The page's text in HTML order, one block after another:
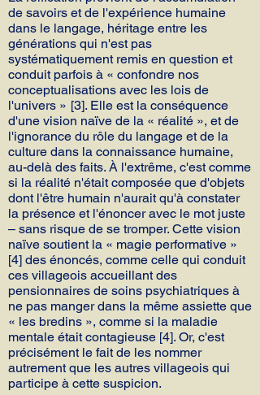
de savoirs et de l'expérience humaine
dans le langage, héritage entre les
générations qui n'est pas
systématiquement remis en question et
conduit parfois à « confondre nos
conceptualisations avec les lois de
l'univers » [3]. Elle est la conséquence
d'une vision naïve de la « réalité », et de
l'ignorance du rôle du langage et de la
culture dans la connaissance humaine,
au-delà des faits. À l'extrême, c'est comme
si la réalité n'était composée que d'objets
dont l'être humain n'aurait qu'à constater
la présence et l'énoncer avec le mot juste
– sans risque de se tromper. Cette vision
naïve soutient la « magie performative »
[4] des énoncés, comme celle qui conduit
ces villageois accueillant des
pensionnaires de soins psychiatriques à
ne pas manger dans la même assiette que
« les bredins », comme si la maladie
mentale était contagieuse [4]. Or, c'est
précisément le fait de les nommer
autrement que les autres villageois qui
participe à cette suspicion.